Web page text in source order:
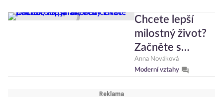
Chcete lepší
milostný život?
Začněte s
partnerem v
posteli, ale jinak,
Anna Nováková
Moderní vztahy